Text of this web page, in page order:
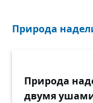
Природа
Природа
двумя